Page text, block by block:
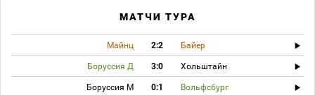
МАТЧИ ТУРА
Майнц 2:2 Байер
Боруссия Д 3:0 Хольштайн
Боруссия М 0:1 Вольфсбург